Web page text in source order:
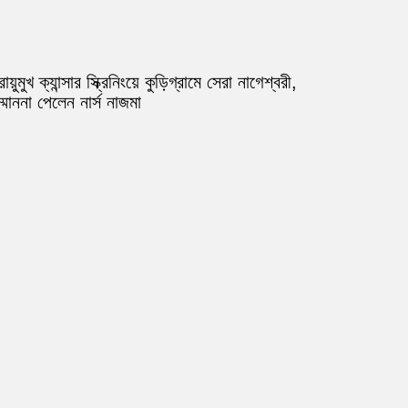
ক্যান্সার স্ক্রিনিংয়ে কুড়িগ্রামে সেরা নাগেশ্বরী,
পেলেন নার্স নাজমা